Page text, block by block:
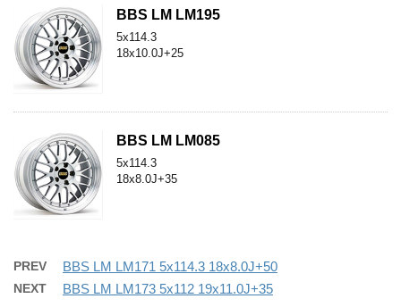
BBS LM LM195
5x114.3
18x10.0J+25
BBS LM LM085
5x114.3
18x8.0J+35
PREV BBS LM LM171 5x114.3 18x8.0J+50
NEXT BBS LM LM173 5x112 19x11.0J+35